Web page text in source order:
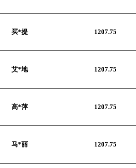
买*提 1207.75
艾*地 1207.75
高*萍 1207.75
马*丽 1207.75